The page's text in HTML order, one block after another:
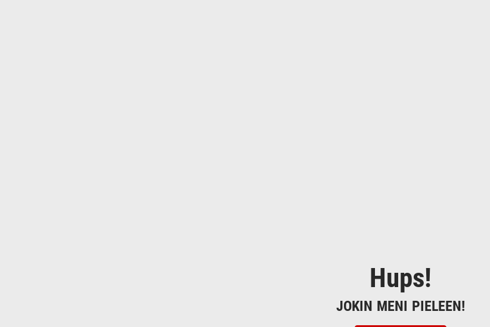
Hups!
JOKIN MENI PIELEEN!